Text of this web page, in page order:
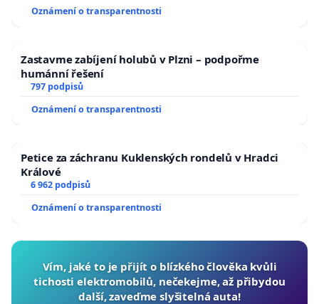
Oznámení o transparentnosti
Zastavme zabíjení holubů v Plzni – podpořme
humánní řešení
797 podpisů
Oznámení o transparentnosti
Petice za záchranu Kuklenských rondelů v Hradci
Králové
6 962 podpisů
Oznámení o transparentnosti
Vím, jaké to je přijít o blízkého člověka kvůli
tichosti elektromobilů, nečekejme, až přibydou
další, zaveďme slyšitelná auta!